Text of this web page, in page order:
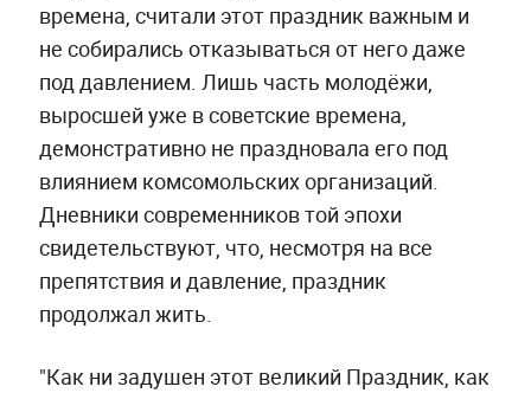
времена, считали этот праздник важным и
не собирались отказываться от него даже
под давлением. Лишь часть молодёжи,
выросшей уже в советские времена,
демонстративно не праздновала его под
влиянием комсомольских организаций.
Дневники современников той эпохи
свидетельствуют, что, несмотря на все
препятствия и давление, праздник
продолжал жить.
"Как ни задушен этот великий Праздник, как